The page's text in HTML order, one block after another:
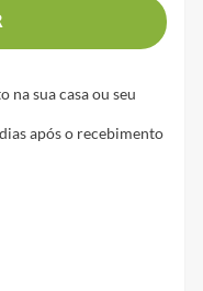
na sua casa ou seu
após o recebimento